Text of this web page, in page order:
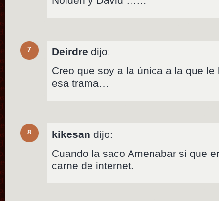
7 Deirdre dijo:
Creo que soy a la única a la que
esa trama…
8 kikesan dijo:
Cuando la saco Amenabar si que
carne de internet.